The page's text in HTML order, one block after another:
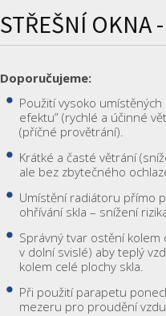
STŘEŠNÍ OKNA
Doporučujeme:
Použití vysoko
efektu” (rychlé a účinné
(příčné provětrání).
Krátké a časté větrání
ale bez zbytečného
Umístění radiátoru přímo
ohřívání skla – snížení
Správný tvar ostění
v dolní svislé) aby teplý
kolem celé plochy skla.
Při použití parapetu
mezeru pro proudění